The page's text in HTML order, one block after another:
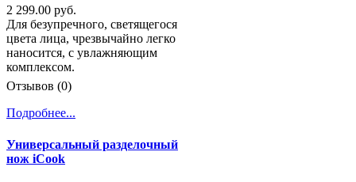
2 299.00 руб.
Для безупречного, светящегося
цвета лица, чрезвычайно легко
наносится, с увлажняющим
комплексом.
Отзывов (0)
Подробнее...
Универсальный разделочный
нож iCook